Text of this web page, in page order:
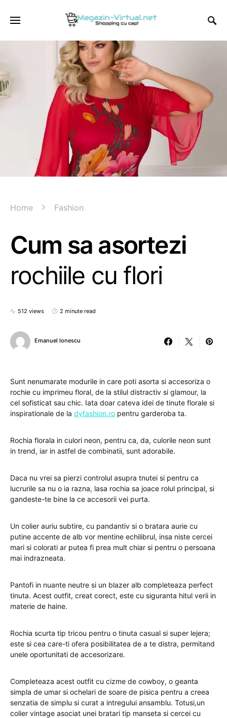
Home Fashion
Cum sa asortezi
rochiile cu flori
512 views 2 minute read
Emanuel Ionescu
Sunt nenumarate modurile in care poti asorta si accesoriza o
rochie cu imprimeu floral, de la stilul distractiv si glamour, la
cel sofisticat sau chic. Iata doar cateva idei de tinute florale si
inspirationale de la dyfashion.ro pentru garderoba ta.
Rochia florala in culori neon, pentru ca, da, culorile neon sunt
in trend, iar in astfel de combinatii, sunt adorabile.
Daca nu vrei sa pierzi controlul asupra tnutei si pentru ca
lucrurile sa nu o ia razna, lasa rochia sa joace rolul principal, si
gandeste-te bine la ce accesorii vei purta.
Un colier auriu subtire, cu pandantiv si o bratara aurie cu
putine accente de alb vor mentine echilibrul, insa niste cercei
mari si colorati ar putea fi prea mult chiar si pentru o persoana
mai indrazneata.
Pantofi in nuante neutre si un blazer alb completeaza perfect
tinuta. Acest outfit, creat corect, este cu siguranta hitul verii in
materie de haine.
Rochia scurta tip tricou pentru o tinuta casual si super lejera;
este si cea care-ti ofera posibilitatea de a te distra, permitand
unele oportunitati de accesorizare.
Completeaza acest outfit cu cizme de cowboy, o geanta
simpla de umar si ochelari de soare de pisica pentru a creea
senzatia de simplu si curat a intregului ansamblu. Totusi,un
colier vintage asociat unei bratari tip manseta si cercei cu